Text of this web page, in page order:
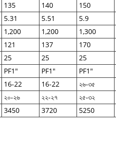
135 140 150
5.31 5.51 5.9
1,200 1,200 1,300
121 137 170
25 25 25
PF1" PF1" PF1"
16-22 16-22 ২৬-৩৫
২০-২৬ ২২-২৭ ২৫-৩২
3450 3720 5250